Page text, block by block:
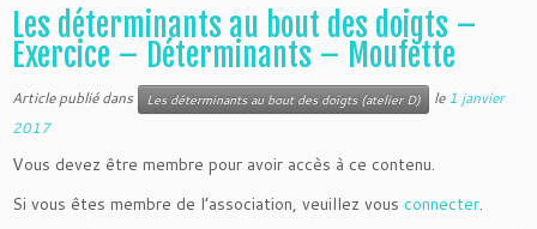
Les déterminants au bout des doigts –
Exercice – Déterminants – Moufette
Article publié dans Les déterminants au bout des doigts (atelier D) le1 janvier
2017
Vous devez être membre pour avoir accès à ce contenu.
Si vous êtes membre de l’association, veuillez vous connecter.